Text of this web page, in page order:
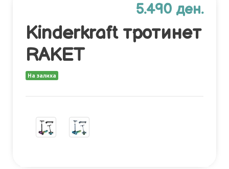
5.490 ден.
Kinderkraft тротинет
RAKET
На залиха